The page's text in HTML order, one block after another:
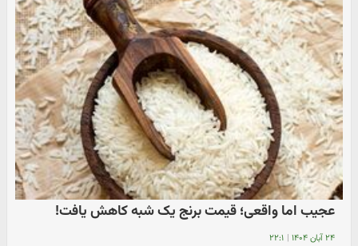
عجیب اما واقعی؛ قیمت برنج یک شبه کاهش یافت!
۲۴ آبان ۱۴۰۴ | ۲۲:۱